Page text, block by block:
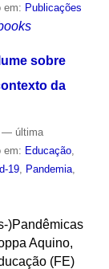
em: Publicações
sobre
da
— última
em: Educação,
19, Pandemia,
)Pandêmicas
Aquino,
(FE)